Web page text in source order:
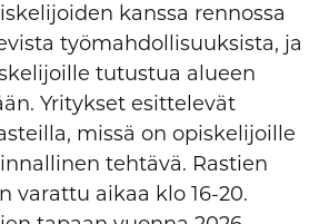
kanssa rennossa
työmahdollisuuksista, ja
tutustua alueen
Yritykset esittelevät
missä on opiskelijoille
tehtävä. Rastien
varattu aikaa klo 16-20.